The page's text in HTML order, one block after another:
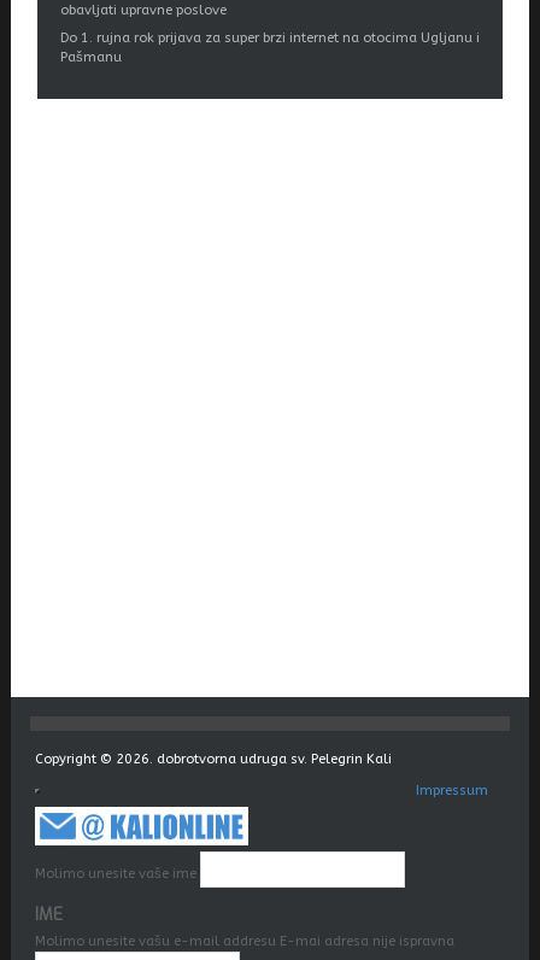
obavljati upravne poslove
Do 1. rujna rok prijava za super brzi internet na otocima Ugljanu i
Pašmanu
Copyright © 2026. dobrotvorna udruga sv. Pelegrin Kali
Impressum
Molimo unesite vaše ime
IME
Molimo unesite vašu e-mail addresu E-mai adresa nije ispravna